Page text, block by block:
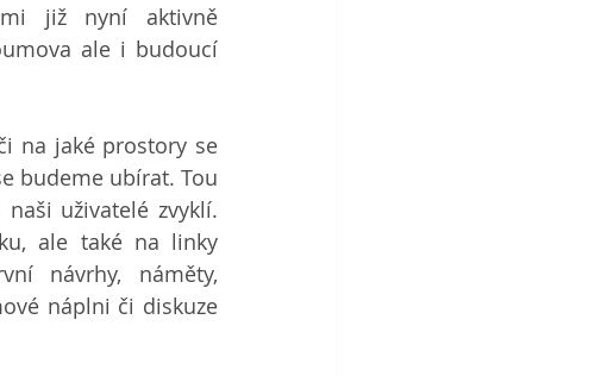
již nyní aktivně
ale i budoucí
na jaké prostory se
budeme ubírat. Tou
uživatelé zvyklí.
ale také na linky
návrhy, náměty,
náplni či diskuze